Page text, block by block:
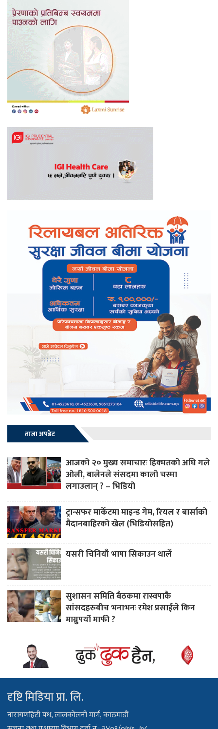
ताजा अपडेट
आजको २० मुख्य समाचारः हिक्मतको अघि गले
ओली, बालेनले संसदमा कालो चस्मा
लगाउलान् ? – भिडियो
ट्रान्सफर मार्केटमा माइन्ड गेम, रियल र बार्साको
मैदानबाहिरको खेल (भिडियोसहित)
यसरी चिनियाँ भाषा सिकाउन थालेँ
सुशासन समिति बैठकमा रास्वपाकै
सांसदहरुबीच भनाभनः रमेश प्रसाईंले किन
माग्नुपर्यो माफी ?
दृष्टि मिडिया प्रा. लि.
नारायणहिटी पथ, लालकोलनी मार्ग, काठमाडौं